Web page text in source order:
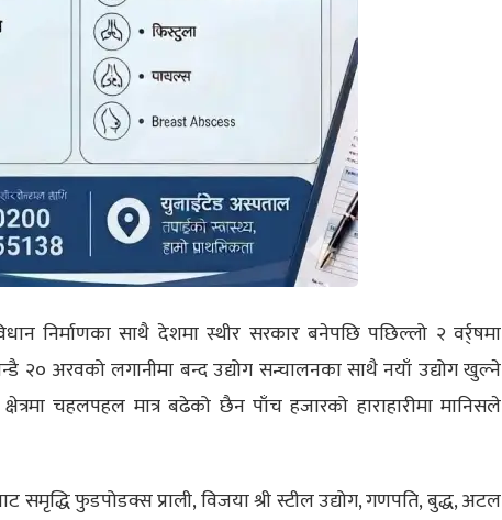
निर्माणका साथै देशमा स्थीर सरकार बनेपछि पछिल्लो २ वर्र्षमा
अरवको लगानीमा बन्द उद्योग सन्चालनका साथै नयाँ उद्योग खुल्ने
चहलपहल मात्र बढेको छैन पाँच हजारको हाराहारीमा मानिसले
समृद्धि फुडपोडक्स प्राली, विजया श्री स्टील उद्योग, गणपति, बुद्ध, अटल